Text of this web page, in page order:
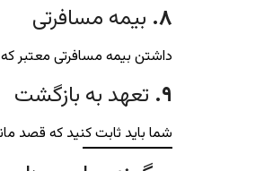
۸. بیمه مسافرتی
داشتن بیمه مسافرتی معتبر
۹. تعهد به بازگشت
شما باید ثابت کنید که قصد